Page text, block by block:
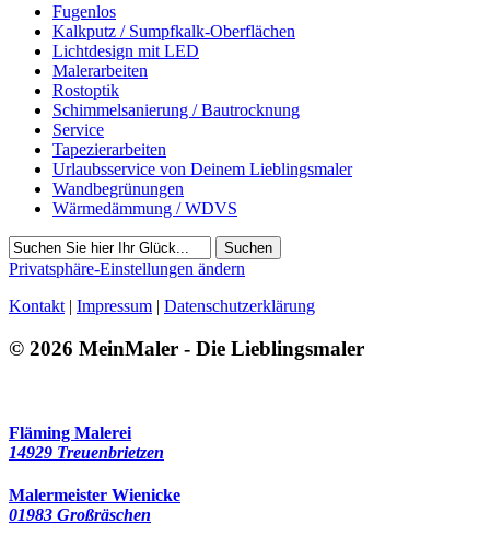
Fugenlos
Kalkputz / Sumpfkalk-Oberflächen
Lichtdesign mit LED
Malerarbeiten
Rostoptik
Schimmelsanierung / Bautrocknung
Service
Tapezierarbeiten
Urlaubsservice von Deinem Lieblingsmaler
Wandbegrünungen
Wärmedämmung / WDVS
Suchen
Privatsphäre-Einstellungen ändern
Kontakt | Impressum | Datenschutzerklärung
© 2026 MeinMaler - Die Lieblingsmaler
Fläming Malerei
14929 Treuenbrietzen
Malermeister Wienicke
01983 Großräschen